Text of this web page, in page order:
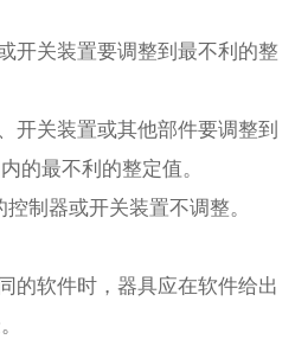
关装置要调整到最不利的整
关装置或其他部件要调整到
的最不利的整定值。
制器或开关装置不调整。
软件时，器具应在软件给出